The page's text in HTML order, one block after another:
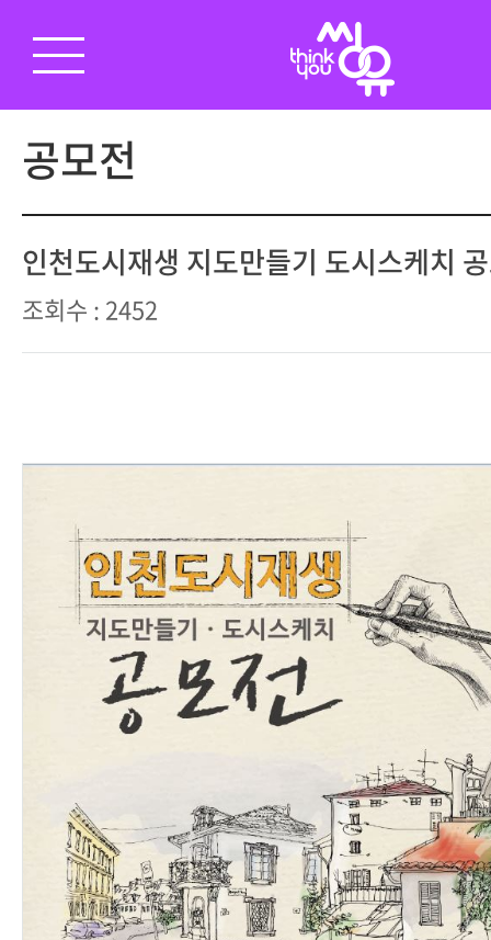
공모전
인천도시재생 지도만들기 도시스케치
조회수 : 2452